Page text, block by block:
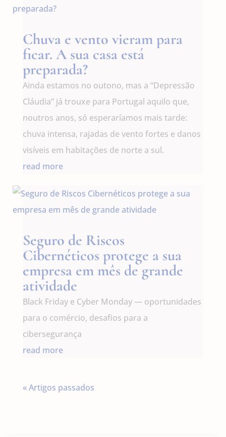
Chuva e vento vieram para
ficar. A sua casa está
preparada?
Ainda estamos no outono, mas a “Depressão
Cláudia” já trouxe para Portugal aquilo que,
noutros anos, só esperaríamos mais tarde:
chuva intensa, rajadas de vento fortes e danos
visíveis em habitações de norte a sul.
read more
Seguro de Riscos
Cibernéticos protege a sua
empresa em mês de grande
atividade
Black Friday e Cyber Monday — oportunidades
para o comércio, desafios para a
cibersegurança
read more
« Artigos passados